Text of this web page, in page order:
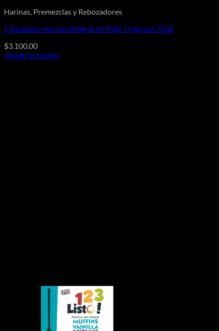
Harinas, Premezclas y Rebozadores
Chacabuco Harina Integral de Trigo Organica 750g
$3.100,00
Añadir al carrito